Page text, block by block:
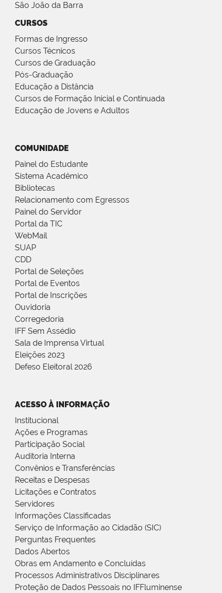
São João da Barra
CURSOS
Formas de Ingresso
Cursos Técnicos
Cursos de Graduação
Pós-Graduação
Educação a Distância
Cursos de Formação Inicial e Continuada
Educação de Jovens e Adultos
COMUNIDADE
Painel do Estudante
Sistema Acadêmico
Bibliotecas
Relacionamento com Egressos
Painel do Servidor
Portal da TIC
WebMail
SUAP
CDD
Portal de Seleções
Portal de Eventos
Portal de Inscrições
Ouvidoria
Corregedoria
IFF Sem Assédio
Sala de Imprensa Virtual
Eleições 2023
Defeso Eleitoral 2026
ACESSO À INFORMAÇÃO
Institucional
Ações e Programas
Participação Social
Auditoria Interna
Convênios e Transferências
Receitas e Despesas
Licitações e Contratos
Servidores
Informações Classificadas
Serviço de Informação ao Cidadão (SIC)
Perguntas Frequentes
Dados Abertos
Obras em Andamento e Concluídas
Processos Administrativos Disciplinares
Proteção de Dados Pessoais no IFFluminense